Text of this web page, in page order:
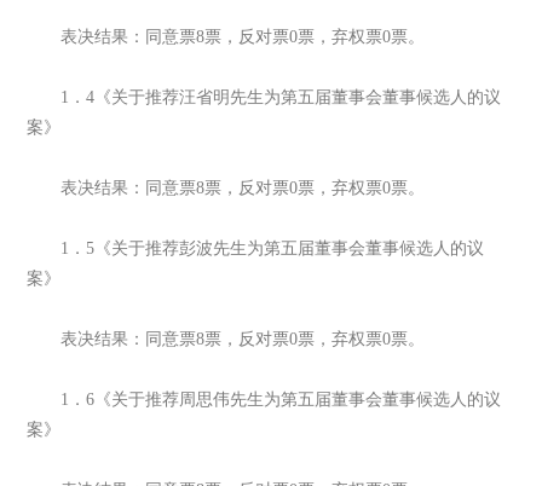
表决结果：同意票8票，反对票0票，弃权票0票。
1．4《关于推荐汪省明先生为第五届董事会董事候选人的议
案》
表决结果：同意票8票，反对票0票，弃权票0票。
1．5《关于推荐彭波先生为第五届董事会董事候选人的议
案》
表决结果：同意票8票，反对票0票，弃权票0票。
1．6《关于推荐周思伟先生为第五届董事会董事候选人的议
案》